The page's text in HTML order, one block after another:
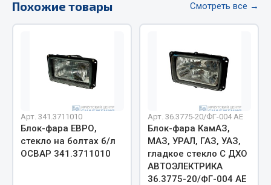
Инструмент
Измерительный инструмент
Крепежный инструмент
Режущий инструмент
Силовое оборудование
Слесарный инструмент
Столярный инструмент
Похожие товары Смотреть все →
Арт. 341.3711010
Блок-фара ЕВРО,
стекло на болтах б/л
ОСВАР 341.3711010
Арт. 36.3775-20/ФГ-004 AE
Блок-фара КамАЗ,
МАЗ, УРАЛ, ГАЗ, УАЗ,
гладкое стекло С ДХО
АВТОЭЛЕКТРИКА
36.3775-20/ФГ-004 AE